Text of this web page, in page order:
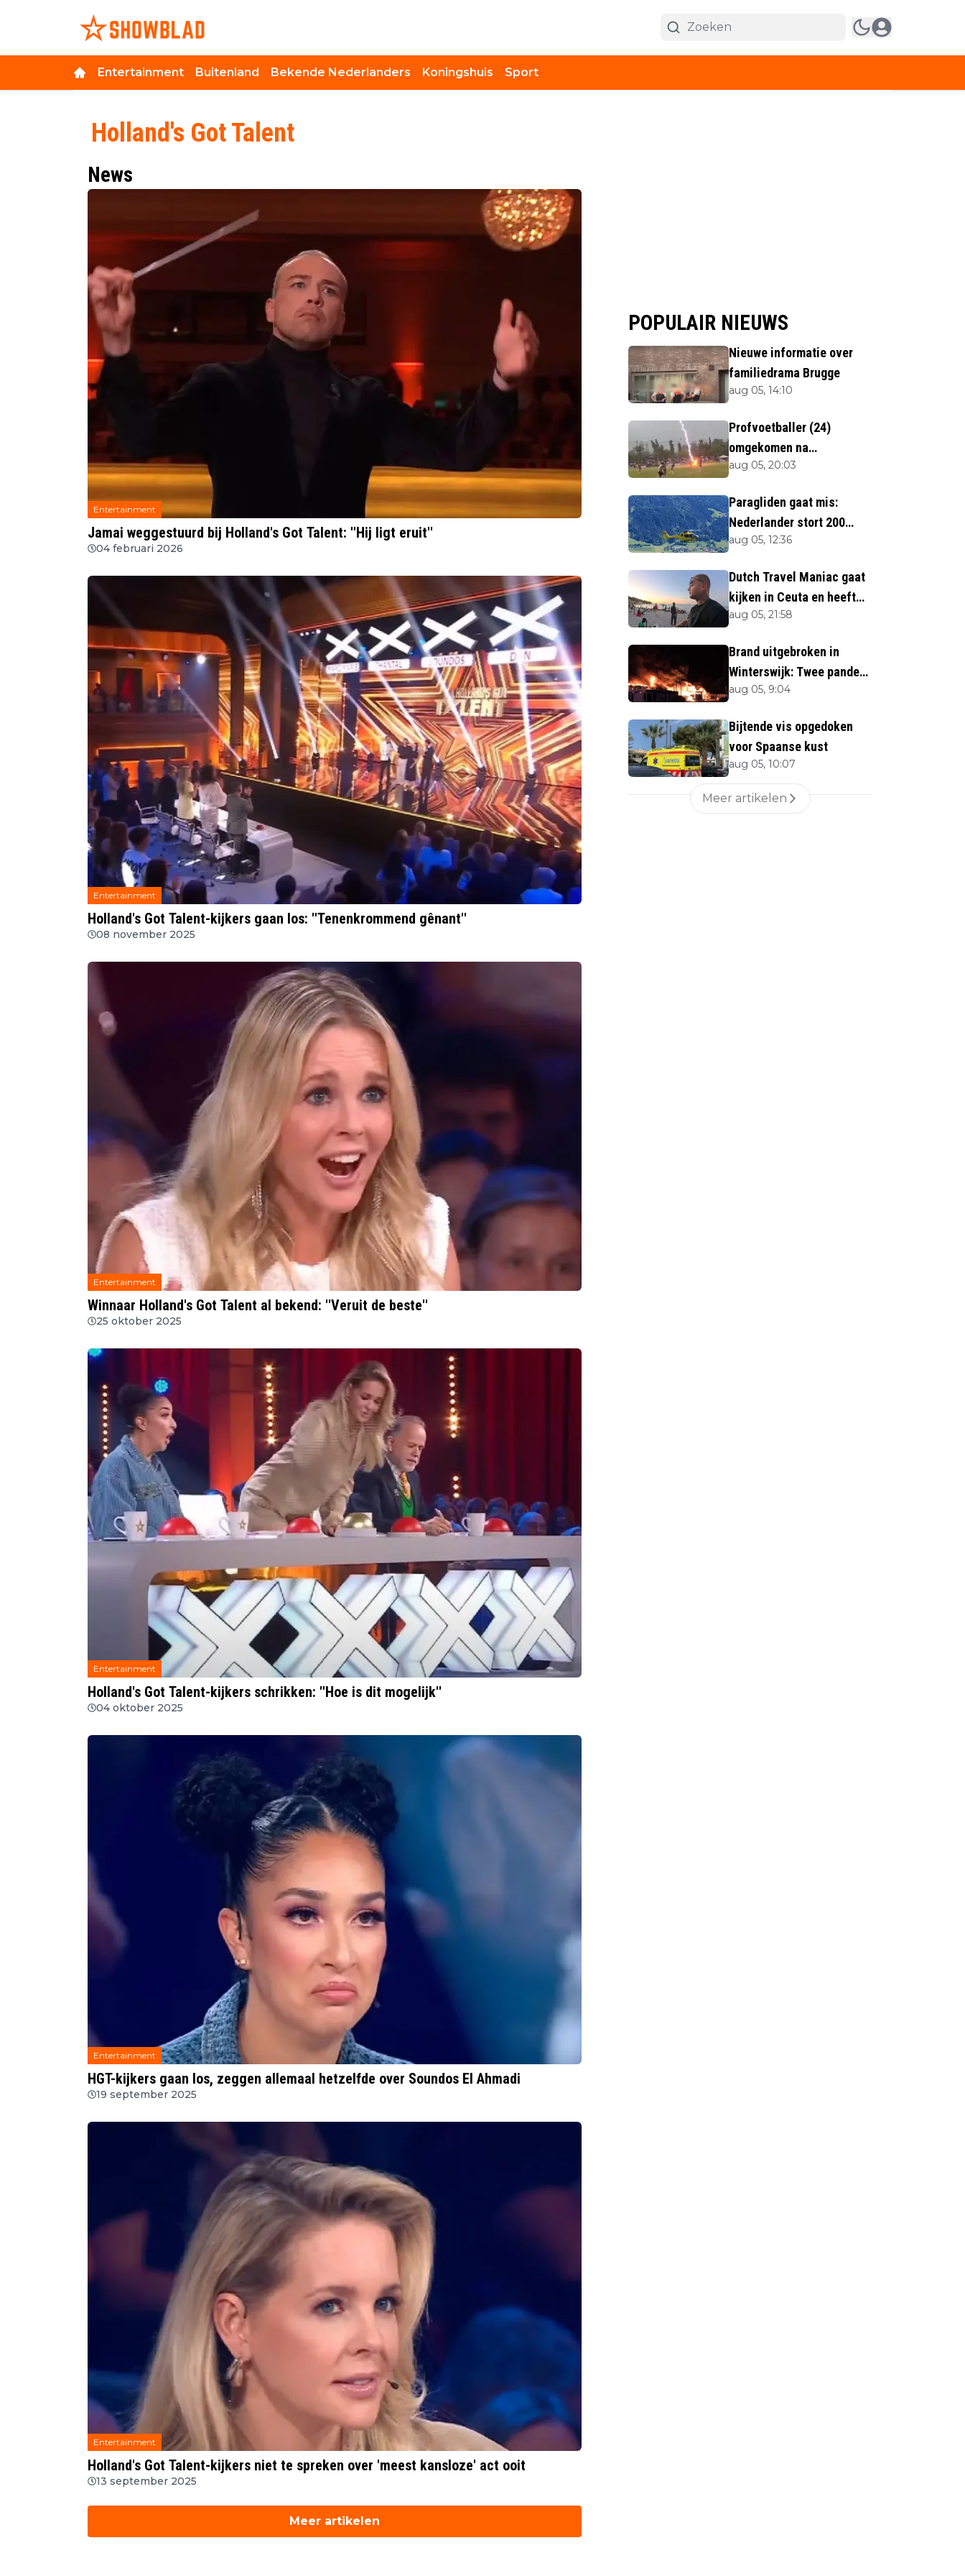
Entertainment Buitenland Bekende Nederlanders Koningshuis Sport
Holland's Got Talent
News
Entertainment
Jamai weggestuurd bij Holland's Got Talent: ''Hij ligt eruit''
04 februari 2026
Entertainment
Holland's Got Talent-kijkers gaan los: ''Tenenkrommend gênant''
08 november 2025
Entertainment
Winnaar Holland's Got Talent al bekend: ''Veruit de beste''
25 oktober 2025
Entertainment
Holland's Got Talent-kijkers schrikken: ''Hoe is dit mogelijk''
04 oktober 2025
Entertainment
HGT-kijkers gaan los, zeggen allemaal hetzelfde over Soundos El Ahmadi
19 september 2025
Entertainment
Holland's Got Talent-kijkers niet te spreken over 'meest kansloze' act ooit
13 september 2025
Meer artikelen
POPULAIR NIEUWS
Nieuwe informatie over
familiedrama Brugge
aug 05, 14:10
Profvoetballer (24)
omgekomen na
blikseminslag tijdens
aug 05, 20:03
Paragliden gaat mis:
Nederlander stort 200
meter naar beneden
aug 05, 12:36
Dutch Travel Maniac gaat
kijken in Ceuta en heeft
twijfels bij berichtgeving
aug 05, 21:58
Brand uitgebroken in
Winterswijk: Twee panden
verloren
aug 05, 9:04
Bijtende vis opgedoken
voor Spaanse kust
aug 05, 10:07
Meer artikelen